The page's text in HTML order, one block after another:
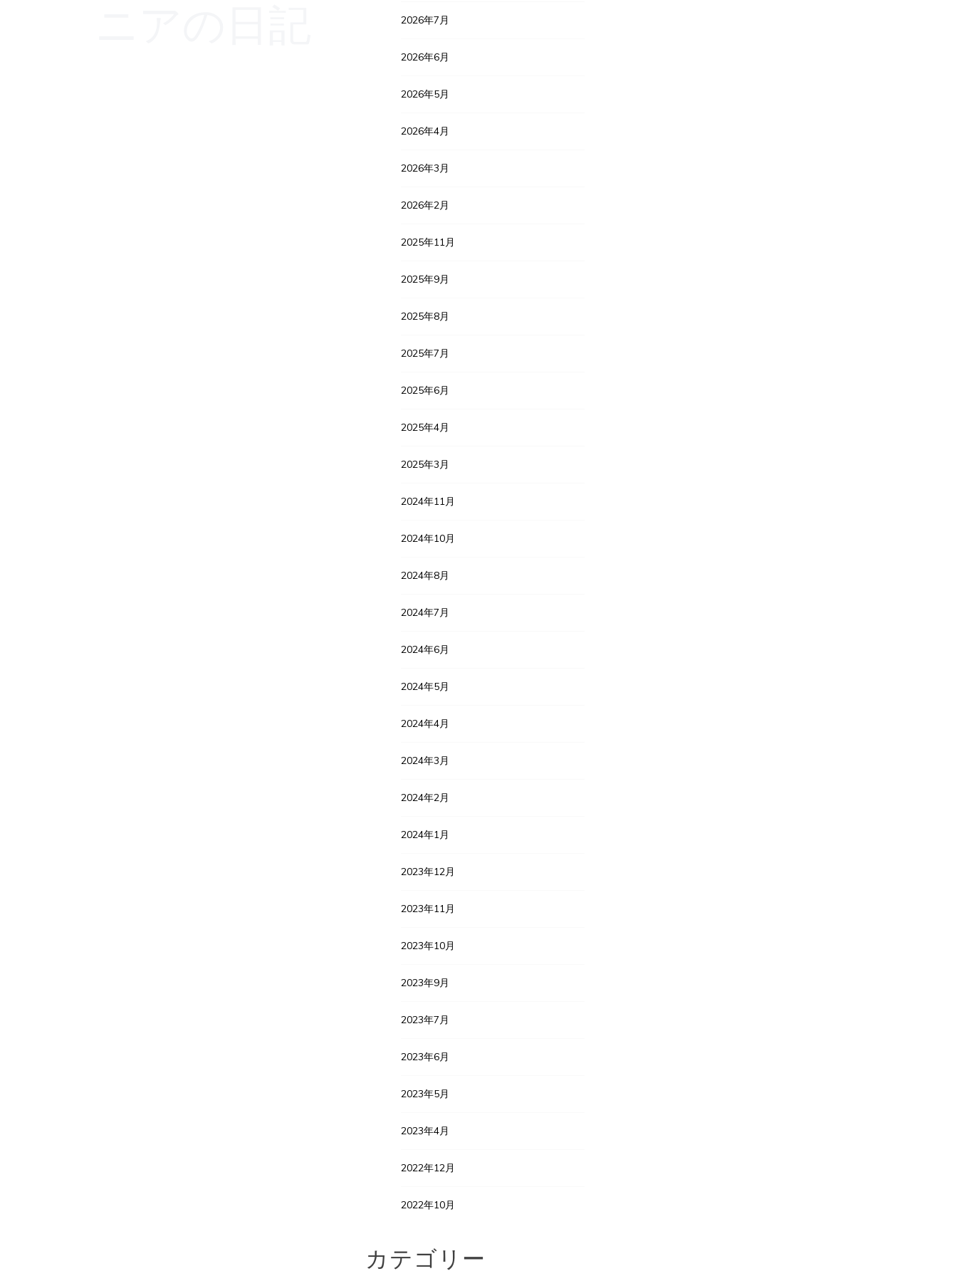
2026年7月
2026年6月
2026年5月
2026年4月
2026年3月
2026年2月
2025年11月
2025年9月
2025年8月
2025年7月
2025年6月
2025年4月
2025年3月
2024年11月
2024年10月
2024年8月
2024年7月
2024年6月
2024年5月
2024年4月
2024年3月
2024年2月
2024年1月
2023年12月
2023年11月
2023年10月
2023年9月
2023年7月
2023年6月
2023年5月
2023年4月
2022年12月
2022年10月
カテゴリー